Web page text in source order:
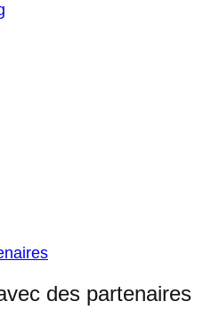
des partenaires